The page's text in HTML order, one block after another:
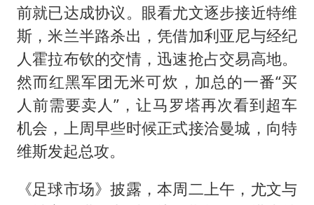
前就已达成协议。眼看尤文逐步接近特维
斯，米兰半路杀出，凭借加利亚尼与经纪
人霍拉布钦的交情，迅速抢占交易高地。
然而红黑军团无米可炊，加总的一番“买
人前需要卖人”，让马罗塔再次看到超车
机会，上周早些时候正式接洽曼城，向特
维斯发起总攻。
《足球市场》披露，本周二上午，尤文与